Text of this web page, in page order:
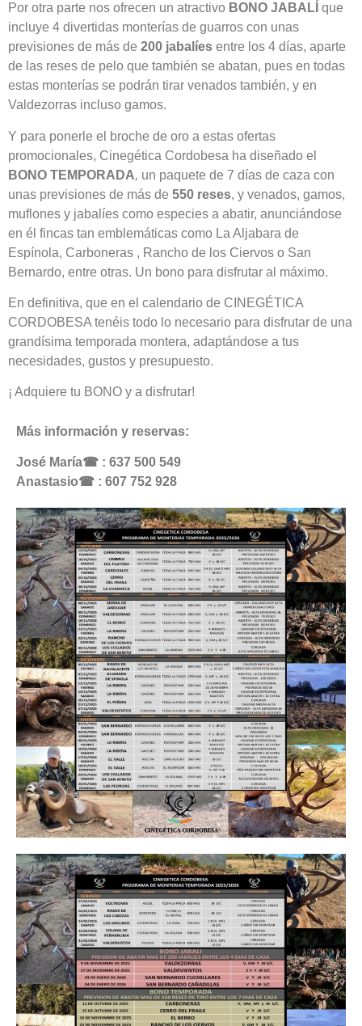
Por otra parte nos ofrecen un atractivo BONO JABALÍ que
incluye 4 divertidas monterías de guarros con unas
previsiones de más de 200 jabalíes entre los 4 días, aparte
de las reses de pelo que también se abatan, pues en todas
estas monterías se podrán tirar venados también, y en
Valdezorras incluso gamos.
Y para ponerle el broche de oro a estas ofertas
promocionales, Cinegética Cordobesa ha diseñado el
BONO TEMPORADA, un paquete de 7 días de caza con
unas previsiones de más de 550 reses, y venados, gamos,
muflones y jabalíes como especies a abatir, anunciándose
en él fincas tan emblemáticas como La Aljabara de
Espínola, Carboneras , Rancho de los Ciervos o San
Bernardo, entre otras. Un bono para disfrutar al máximo.
En definitiva, que en el calendario de CINEGÉTICA
CORDOBESA tenéis todo lo necesario para disfrutar de una
grandísima temporada montera, adaptándose a tus
necesidades, gustos y presupuesto.
¡ Adquiere tu BONO y a disfrutar!
Más información y reservas:
José María☎︎ : 637 500 549
Anastasio☎︎ : 607 752 928